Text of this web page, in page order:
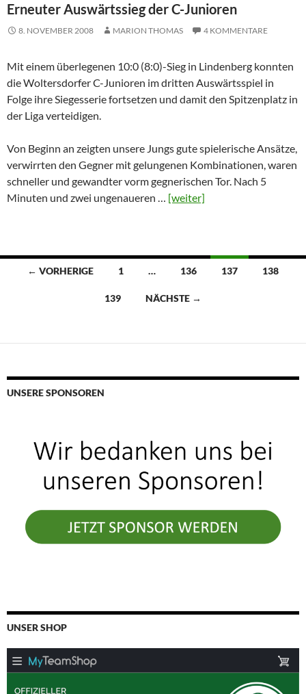
Erneuter Auswärtssieg der C-Junioren
8. NOVEMBER 2008 MARION THOMAS 4 KOMMENTARE
Mit einem überlegenen 10:0 (8:0)-Sieg in Lindenberg konnten
die Woltersdorfer C-Junioren im dritten Auswärtsspiel in
Folge ihre Siegesserie fortsetzen und damit den Spitzenplatz in
der Liga verteidigen.
Von Beginn an zeigten unsere Jungs gute spielerische Ansätze,
verwirrten den Gegner mit gelungenen Kombinationen, waren
schneller und gewandter vorm gegnerischen Tor. Nach 5
Minuten und zwei ungenaueren … [weiter]
Beitragsnavigation
← VORHERIGE 1 … 136 137 138
139 NÄCHSTE →
UNSERE SPONSOREN
UNSER SHOP